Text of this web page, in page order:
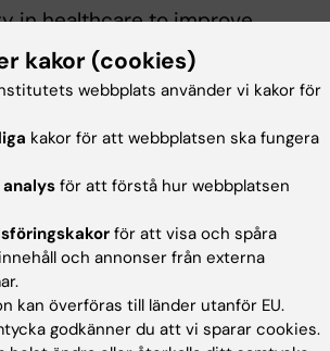
in healthcare to improve
in everyday life: a scoping
2020 Nov;42(23):3416-3423
Epub
30966833/
M, Kristensen K.H, Guidetti
C. Physiotherapists’ and
perspectives on information and
technology in stroke
PLoS ONE, 2020, 15(8):
10.1371/journal.pone.0236831
kakor (cookies)
webbplats använder vi kakor för
kakor för att webbplatsen ska fungera
analys för att förstå hur webbplatsen
för att visa och spåra
och annonser från externa
kan överföras till länder utanför EU.
godkänner du att vi sparar cookies.